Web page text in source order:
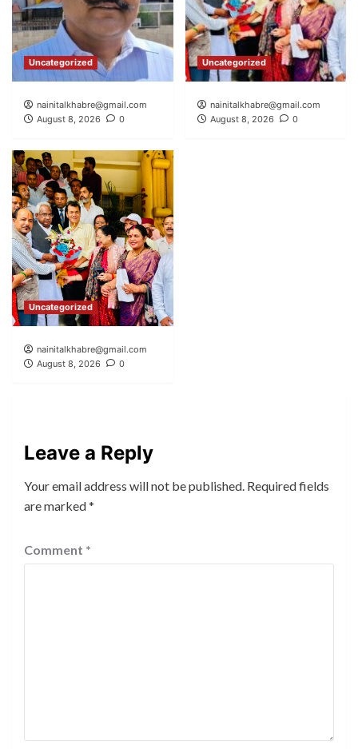
Uncategorized
nainitalkhabre@gmail.com
August 8, 2026
0
Uncategorized
nainitalkhabre@gmail.com
August 8, 2026
0
Uncategorized
nainitalkhabre@gmail.com
August 8, 2026
0
Leave a Reply
Your email address will not be published. Required fields
are marked*
Comment *